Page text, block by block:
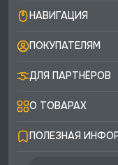
НАВИГАЦИЯ
ПОКУПАТЕЛЯМ
ДЛЯ ПАРТНЁРОВ
О ТОВАРАХ
ПОЛЕЗНАЯ